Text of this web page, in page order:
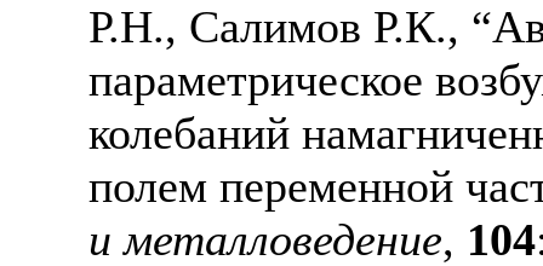
Р.Н., Салимов Р.К.,
параметрическое
колебаний
полем переменной
и металловедение, 104